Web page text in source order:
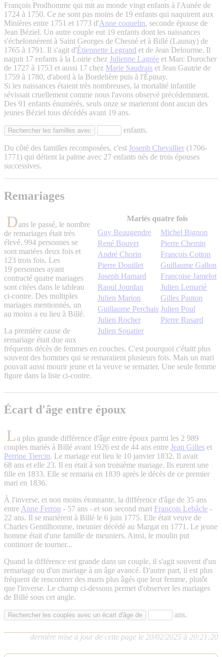
François Prodhomme qui mit au monde vingt enfants à l'Aunée de
1724 à 1750. Ce ne sont pas moins de 19 enfants qui naquirent aux
Minières entre 1751 et 1773 d'Anne coquelin, seconde épouse de
Jean Béziel. Un autre couple eut 19 enfants dont les naissances
s'échelonnèrent à Saint Georges de Chesné et à Billé (Launay) de
1765 à 1791. Il s'agit d'Étiennette Legrand et de Jean Delourme. Il
naquit 17 enfants à la Loirie chez Julienne Lagrée et Marc Durocher
de 1727 à 1753 et aussi 17 chez Marie Saudrais et Jean Gautrie de
1759 à 1780, d'abord à la Bordelière puis à l'Épinay.
Si les naissances étaient très nombreuses, la mortalité infantile
sévissait cruellement comme nous l'avons observé précédemment.
Des 91 enfants énumérés, seuls onze se marieront dont aucun des
jeunes Béziel tous décédés avant 19 ans.
enfants.
Du côté des familles recomposées, c'est Joseph Chevallier (1706-
1771) qui détient la palme avec 27 enfants nés de trois épouses
successives.
Remariages
Mariés quatre fois
Guy Beaugendre
Michel Bignon
René Bouvet
Pierre Chemin
André Chorin
François Cotton
Pierre Douillet
Guillaume Gallon
Joseph Hamard
Françoise Jamelot
Raoul Jourdan
Julien Lemarié
Julien Marion
Gilles Pauton
Guillaume Perchais Julien Poul
Julien Rocher
Pierre Rusard
Julien Souatier
Dans le passé, le nombre
de remariages était très
élevé. 994 personnes se
sont mariées deux fois et
123 trois fois. Les
19 personnes ayant
contracté quatre mariages
sont citées dans le tableau
ci-contre. Des multiples
mariages mentionnés, un
au moins a eu lieu à Billé.
La première cause de
remariage était due aux
fréquents décès de femmes en couches. C'est pourquoi c'étaitt plus
souvent des hommes qui se remaraiient plusieurs fois. Mais un mari
pouvait aussi mourir jeune et la veuve se remarier. Une seule femme
figure dans la liste ci-contre.
Écart d'âge entre époux
La plus grande différence d'âge entre époux parmi les 2 989
couples mariés à Billé avant 1926 est de 44 ans entre Jean Gilles et
Perrine Tiercin. Le mariage eut lieu le 10 janvier 1832. Il avait
68 ans et elle 23. Il en était à son troisième mariage. Ils eurent une
fille en 1833. Elle se remaria en 1839 après le décès de ce premier
mari en 1836.
À l'inverse, et non moins étonnante, la différence d'âge de 35 ans
entre Anne Ferron - 57 ans - et son second mari François Lebâcle -
22 ans. Il se marièrent à Billé le 6 juin 1775. Elle était veuve de
Charles Gentilhomme, meunier décédé au Margat en 1771. Le jeune
homme était d'une famille de meuniers. Ainsi, le moulin put
continuer de tourner...
Quand la différence est grande dans un couple, il s'agit souvent d'un
remariage ou d'un mariage à un âge avancé. D'autre part, il est plus
fréquent de rencontrer des maris plus âgés que leur femme, plutôt
que l'inverse. Le champ ci-dessous permet d'observer les mariages
de Billé sous cet angle.
ans.
dernière mise à jour de cette page le 20/02/2025 à 20:21:20